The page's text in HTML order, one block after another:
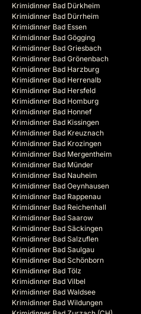
Krimidinner Bad Dürkheim
Krimidinner Bad Dürrheim
Krimidinner Bad Essen
Krimidinner Bad Gögging
Krimidinner Bad Griesbach
Krimidinner Bad Grönenbach
Krimidinner Bad Harzburg
Krimidinner Bad Herrenalb
Krimidinner Bad Hersfeld
Krimidinner Bad Homburg
Krimidinner Bad Honnef
Krimidinner Bad Kissingen
Krimidinner Bad Kreuznach
Krimidinner Bad Krozingen
Krimidinner Bad Mergentheim
Krimidinner Bad Münder
Krimidinner Bad Nauheim
Krimidinner Bad Oeynhausen
Krimidinner Bad Rappenau
Krimidinner Bad Reichenhall
Krimidinner Bad Saarow
Krimidinner Bad Säckingen
Krimidinner Bad Salzuflen
Krimidinner Bad Saulgau
Krimidinner Bad Schönborn
Krimidinner Bad Tölz
Krimidinner Bad Vilbel
Krimidinner Bad Waldsee
Krimidinner Bad Wildungen